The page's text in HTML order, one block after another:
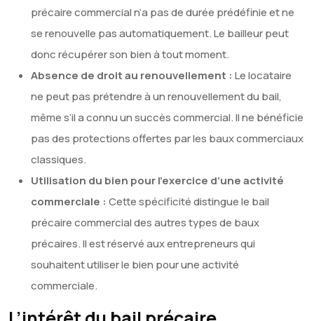
précaire commercial n’a pas de durée prédéfinie et ne
se renouvelle pas automatiquement. Le bailleur peut
donc récupérer son bien à tout moment.
Absence de droit au renouvellement : Le locataire
ne peut pas prétendre à un renouvellement du bail,
même s’il a connu un succès commercial. Il ne bénéficie
pas des protections offertes par les baux commerciaux
classiques.
Utilisation du bien pour l’exercice d’une activité
commerciale : Cette spécificité distingue le bail
précaire commercial des autres types de baux
précaires. Il est réservé aux entrepreneurs qui
souhaitent utiliser le bien pour une activité
commerciale.